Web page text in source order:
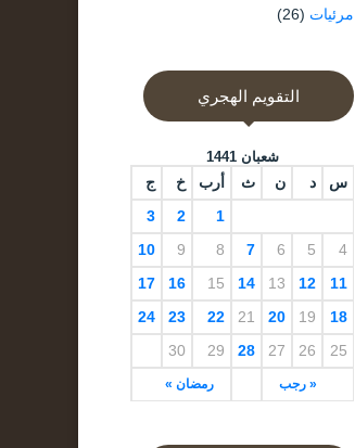
مرئيات (26)
التقويم الهجري
شعبان 1441
س د ن ث أرب خ ج
« رجب رمضان »
1
2
3
4
5
6
7
8
9
10
11
12
13
14
15
16
17
18
19
20
21
22
23
24
25
26
27
28
29
30